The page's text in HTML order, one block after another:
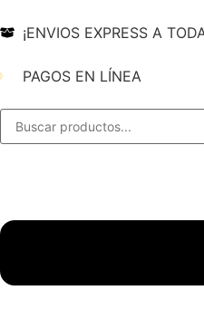
¡ENVIOS EXPRESS A
PAGOS EN LÍNEA